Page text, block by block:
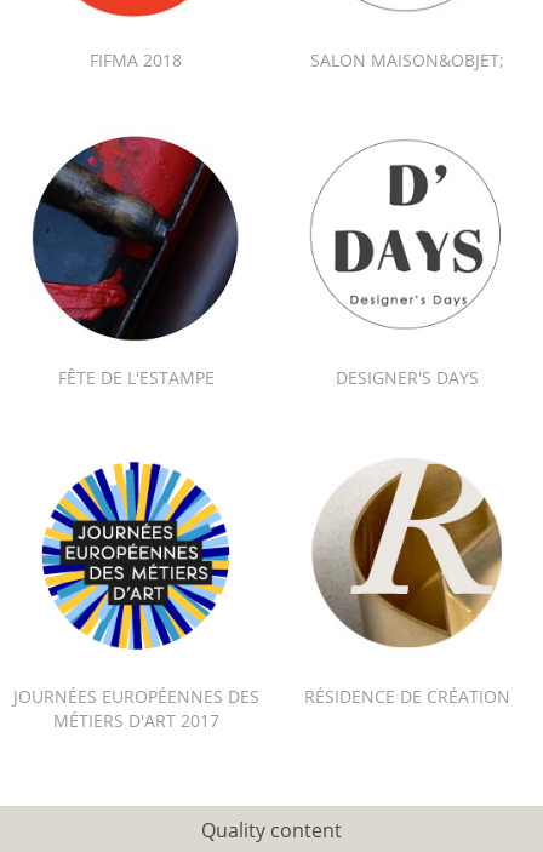
FIFMA 2018 SALON MAISON&OBJET;
FÊTE DE L'ESTAMPE DESIGNER'S DAYS
JOURNÉES EUROPÉENNES DES
MÉTIERS D'ART 2017
RÉSIDENCE DE CRÉATION
Quality content